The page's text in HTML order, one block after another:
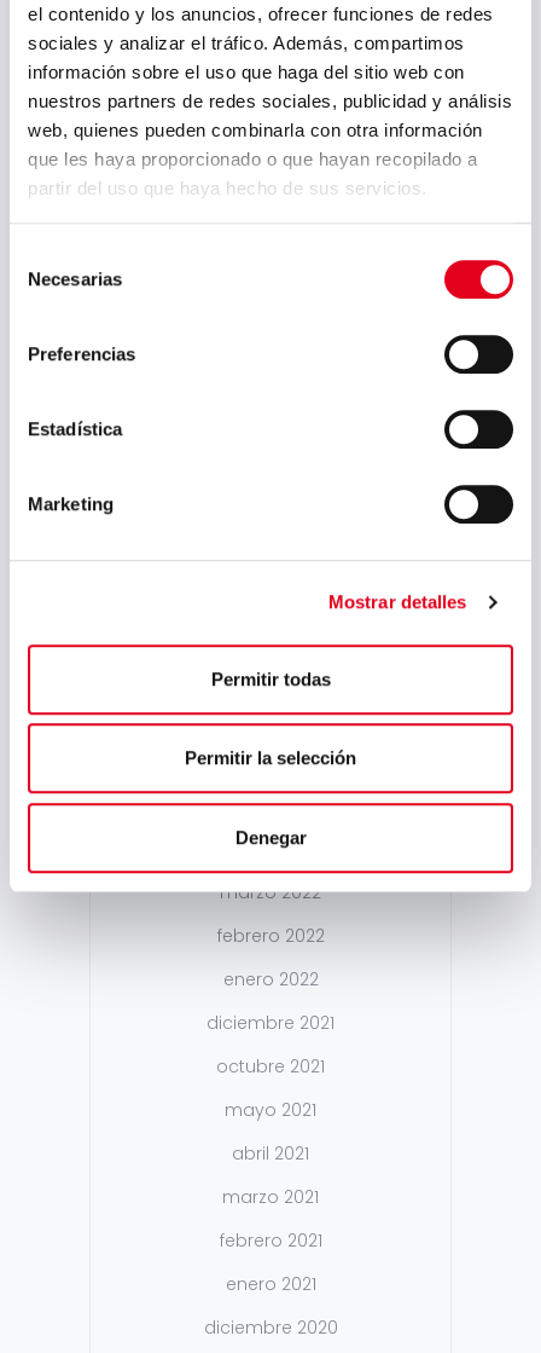
el contenido y los anuncios, ofrecer funciones de redes
sociales y analizar el tráfico. Además, compartimos
información sobre el uso que haga del sitio web con
nuestros partners de redes sociales, publicidad y análisis
web, quienes pueden combinarla con otra información
que les haya proporcionado o que hayan recopilado a
partir del uso que haya hecho de sus servicios.
Necesarias
Preferencias
Estadística
Marketing
Mostrar detalles
Permitir todas
Permitir la selección
Denegar
septiembre 2024
agosto 2024
julio 2024
mayo 2024
abril 2024
septiembre 2022
julio 2022
junio 2022
mayo 2022
abril 2022
marzo 2022
febrero 2022
enero 2022
diciembre 2021
octubre 2021
mayo 2021
abril 2021
marzo 2021
febrero 2021
enero 2021
diciembre 2020